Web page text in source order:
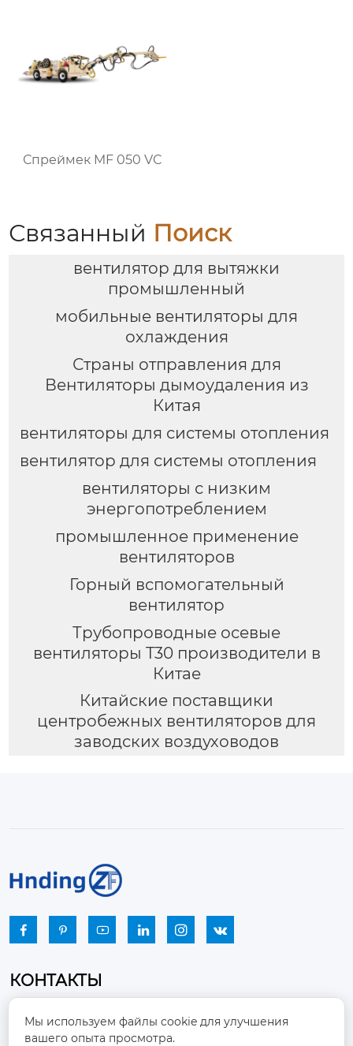
Спреймек MF 050 VC
Связанный Поиск
вентилятор для вытяжки
промышленный
мобильные вентиляторы для
охлаждения
Страны отправления для
Вентиляторы дымоудаления из
Китая
вентиляторы для системы отопления
вентилятор для системы отопления
вентиляторы с низким
энергопотреблением
промышленное применение
вентиляторов
Горный вспомогательный
вентилятор
Трубопроводные осевые
вентиляторы T30 производители в
Китае
Китайские поставщики
центробежных вентиляторов для
заводских воздуховодов
     
КОНТАКТЫ

Промышленный парк, город Наньцзяо,
район Чжоуцунь, город Цзыбо, провинция
Мы используем файлы cookie для улучшения
вашего опыта просмотра.